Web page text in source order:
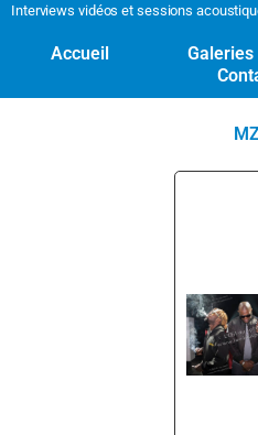
Interviews vidéos et sessions
Accueil Galeries